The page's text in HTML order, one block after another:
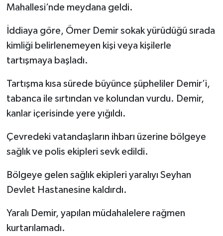
Mahallesi’nde meydana geldi.
İddiaya göre, Ömer Demir sokak yürüdüğü sırada
kimliği belirlenemeyen kişi veya kişilerle
tartışmaya başladı.
Tartışma kısa sürede büyünce şüpheliler Demir’i,
tabanca ile sırtından ve kolundan vurdu. Demir,
kanlar içerisinde yere yığıldı.
Çevredeki vatandaşların ihbarı üzerine bölgeye
sağlık ve polis ekipleri sevk edildi.
Bölgeye gelen sağlık ekipleri yaralıyı Seyhan
Devlet Hastanesine kaldırdı.
Yaralı Demir, yapılan müdahalelere rağmen
kurtarılamadı.